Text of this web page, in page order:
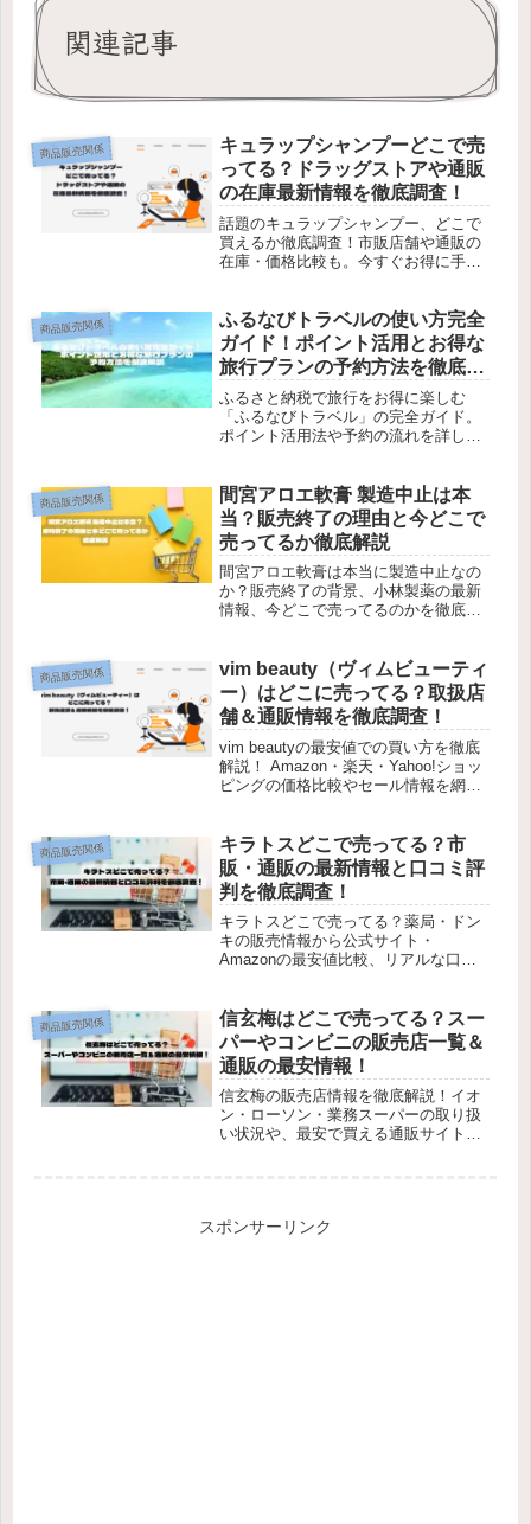
関連記事
商品販売関係
キュラップシャンプーどこで売
ってる？ドラッグストアや通販
の在庫最新情報を徹底調査！
話題のキュラップシャンプー、どこで
買えるか徹底調査！市販店舗や通販の
在庫・価格比較も。今すぐお得に手に
商品販売関係
ふるなびトラベルの使い方完全
ガイド！ポイント活用とお得な
旅行プランの予約方法を徹底解
説
ふるさと納税で旅行をお得に楽しむ
「ふるなびトラベル」の完全ガイド。
ポイント活用法や予約の流れを詳しく
商品販売関係
間宮アロエ軟膏 製造中止は本
当？販売終了の理由と今どこで
売ってるか徹底解説
間宮アロエ軟膏は本当に製造中止なの
か？販売終了の背景、小林製薬の最新
情報、今どこで売ってるのかを徹底調
商品販売関係
vim beauty（ヴィムビューティ
ー）はどこに売ってる？取扱店
舗＆通販情報を徹底調査！
vim beautyの最安値での買い方を徹底
解説！ Amazon・楽天・Yahoo!ショッ
ピングの価格比較やセール情報を網
商品販売関係
キラトスどこで売ってる？市
販・通販の最新情報と口コミ評
判を徹底調査！
キラトスどこで売ってる？薬局・ドン
キの販売情報から公式サイト・
Amazonの最安値比較、リアルな口コ
商品販売関係
信玄梅はどこで売ってる？スー
パーやコンビニの販売店一覧＆
通販の最安情報！
信玄梅の販売店情報を徹底解説！イオ
ン・ローソン・業務スーパーの取り扱
い状況や、最安で買える通販サイトも
スポンサーリンク